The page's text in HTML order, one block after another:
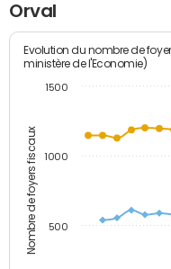
Orval
Nombre de foyers fiscaux
Evolution du nombre de
ministère de l'Economie)
500
1000
1500